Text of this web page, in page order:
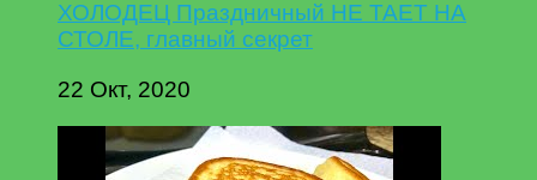
ХОЛОДЕЦ Праздничный НЕ ТАЕТ НА
СТОЛЕ, главный секрет
22 Окт, 2020